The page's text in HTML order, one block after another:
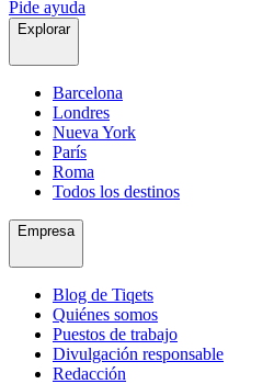
Pide ayuda
Explorar
Barcelona
Londres
Nueva York
París
Roma
Todos los destinos
Empresa
Blog de Tiqets
Quiénes somos
Puestos de trabajo
Divulgación responsable
Redacción